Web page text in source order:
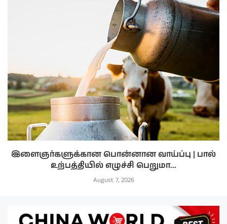
இளைஞர்களுக்கான பொன்னான வாய்ப்பு | பால்
உற்பத்தியில் எழுச்சி பெறுமா...
August 7, 2026